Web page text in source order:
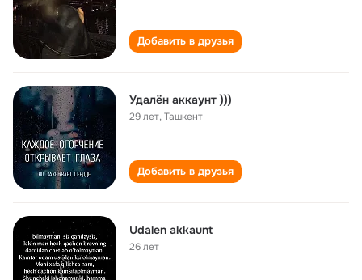
Добавить в друзья
Удалён аккаунт )))
29 лет,Ташкент
Добавить в друзья
Udalen akkaunt
26 лет